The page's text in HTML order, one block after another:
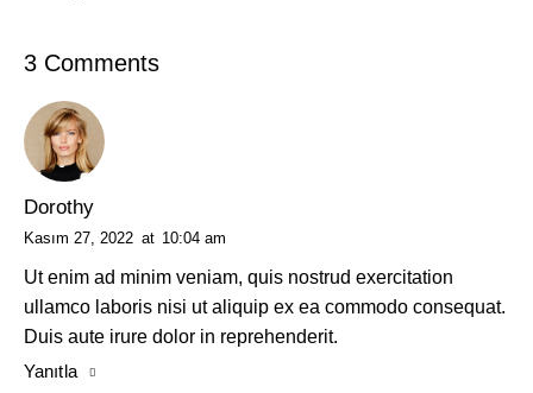
3 Comments
Dorothy
Kasım 27, 2022 at 10:04 am
Ut enim ad minim veniam, quis nostrud exercitation
ullamco laboris nisi ut aliquip ex ea commodo consequat.
Duis aute irure dolor in reprehenderit.
Yanıtla